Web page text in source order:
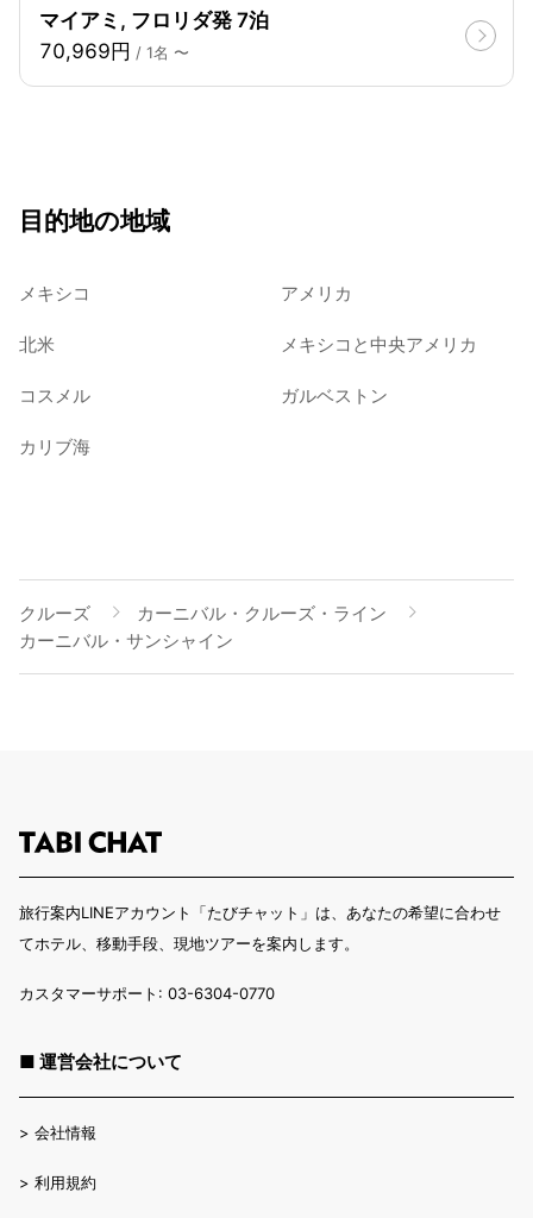
マイアミ, フロリダ発 7泊
70,969円 / 1名 〜
目的地の地域
メキシコ アメリカ
北米 メキシコと中央アメリカ
コスメル ガルベストン
カリブ海
クルーズ
カーニバル・クルーズ・ライン
カーニバル・サンシャイン
旅行案内LINEアカウント「たびチャット」は、あなたの希望に合わせ
てホテル、移動手段、現地ツアーを案内します。
カスタマーサポート: 03-6304-0770
■ 運営会社について
> 会社情報
> 利用規約